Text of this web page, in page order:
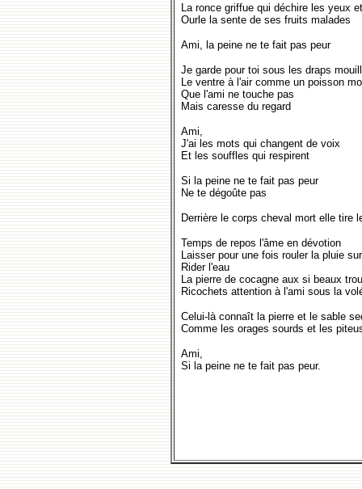
La ronce griffue qui déchire les yeux
Ourle la sente de ses fruits malades
Ami, la peine ne te fait pas peur
Je garde pour toi sous les draps
Le ventre à l'air comme un poisson
Que l'ami ne touche pas
Mais caresse du regard
Ami,
J'ai les mots qui changent de voix
Et les souffles qui respirent
Si la peine ne te fait pas peur
Ne te dégoûte pas
Derrière le corps cheval mort elle tire
Temps de repos l'âme en dévotion
Laisser pour une fois rouler la pluie
Rider l'eau
La pierre de cocagne aux si beaux
Ricochets attention à l'ami sous la
Celui-là connaît la pierre et le sable
Comme les orages sourds et les
Ami,
Si la peine ne te fait pas peur.